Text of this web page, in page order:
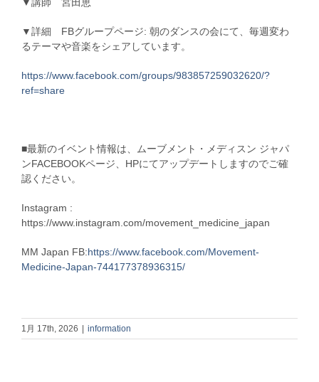
▼講師 宮田恵
▼詳細 FBグループページ: 朝のダンスの会にて、毎週変わ
るテーマや音楽をシェアしています。
https://www.facebook.com/groups/983857259032620/?
ref=share
■最新のイベント情報は、ムーブメント・メディスン ジャパ
ンFACEBOOKページ、HPにてアップデートしますのでご確
認ください。
Instagram :
https://www.instagram.com/movement_medicine_japan
MM Japan FB:https://www.facebook.com/Movement-
Medicine-Japan-744177378936315/
1月 17th, 2026 information